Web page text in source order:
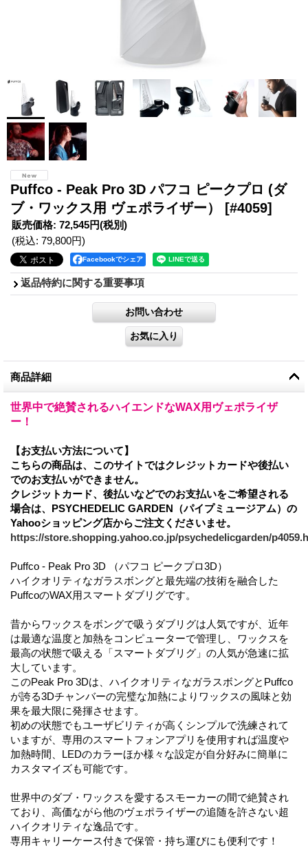
Puffco - Peak Pro 3D パフコ ピークプロ (ダ
ブ・ワックス用 ヴェポライザー） [#4059]
販売価格: 72,545円(税別)
(税込: 79,800円)
Facebookでシェア
返品特約に関する重要事項
商品詳細
世界中で絶賛されるハイエンドなWAX用ヴェポライザ
ー！
【お支払い方法について】
こちらの商品は、このサイトではクレジットカードや後払い
でのお支払いができません。
クレジットカード、後払いなどでのお支払いをご希望される
場合は、PSYCHEDELIC GARDEN（パイプミュージアム）の
Yahooショッピング店からご注文くださいませ。
https://store.shopping.yahoo.co.jp/psychedelicgarden/
Puffco - Peak Pro 3D （パフコ ピークプロ3D）
ハイクオリティなガラスボングと最先端の技術を融合した
PuffcoのWAX用スマートダブリグです。
昔からワックスをボングで吸うダブリグは人気ですが、近年
は最適な温度と加熱をコンピューターで管理し、ワックスを
最高の状態で吸える「スマートダブリグ」の人気が急速に拡
大しています。
このPeak Pro 3Dは、ハイクオリティなガラスボングとPuffco
が誇る3Dチャンバーの完璧な加熱によりワックスの風味と効
果を最大限に発揮させます。
初めの状態でもユーザビリティが高くシンプルで洗練されて
いますが、専用のスマートフォンアプリを使用すれば温度や
加熱時間、LEDのカラーほか様々な設定が自分好みに簡単に
カスタマイズも可能です。
世界中のダブ・ワックスを愛するスモーカーの間で絶賛され
ており、高価ながら他のヴェポライザーの追随を許さない超
ハイクオリティな逸品です。
専用キャリーケース付きで保管・持ち運びにも便利です！